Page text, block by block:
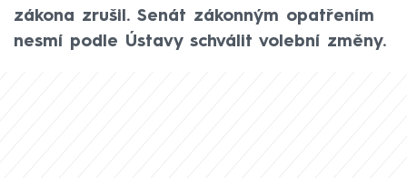
zákona zrušil. Senát zákonným opatřením
nesmí podle Ústavy schválit volební změny.